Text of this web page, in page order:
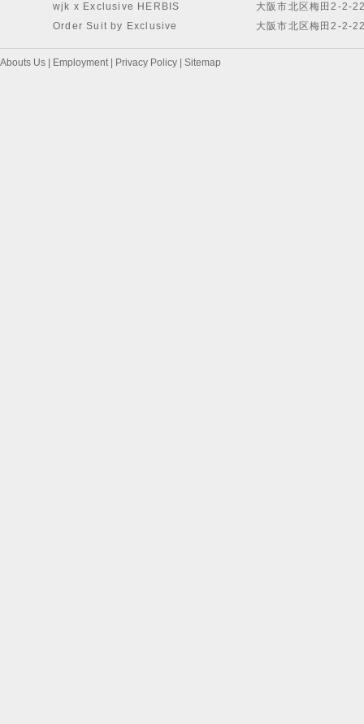
wjk x Exclusive HERBIS
Order Suit by Exclusive
大阪市北区梅田2-2-
大阪市北区梅田2-2-
Abouts Us Employment| Privacy Policy Sitemap